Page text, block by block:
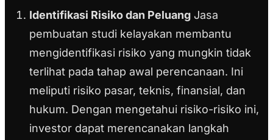
Identifikasi Risiko dan Peluang Jasa
pembuatan studi kelayakan membantu
mengidentifikasi risiko yang mungkin tidak
terlihat pada tahap awal perencanaan. Ini
meliputi risiko pasar, teknis, finansial, dan
hukum. Dengan mengetahui risiko-risiko ini,
investor dapat merencanakan langkah